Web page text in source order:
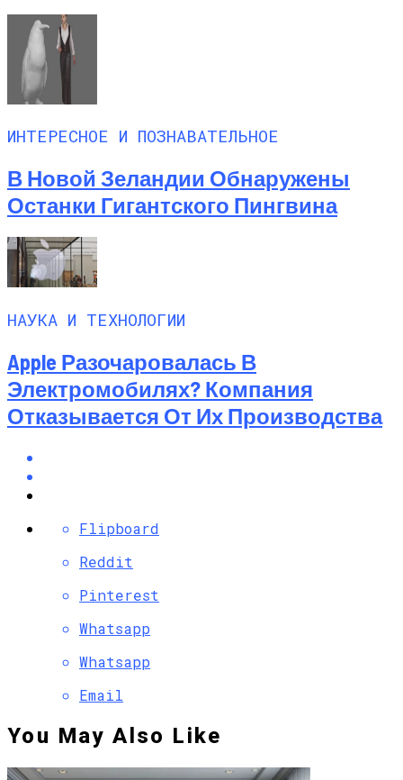
ИНТЕРЕСНОЕ И ПОЗНАВАТЕЛЬНОЕ
В Новой Зеландии Обнаружены
Останки Гигантского Пингвина
НАУКА И ТЕХНОЛОГИИ
Apple Разочаровалась В
Электромобилях? Компания
Отказывается От Их Производства
Flipboard
Reddit
Pinterest
Whatsapp
Whatsapp
Email
You May Also Like